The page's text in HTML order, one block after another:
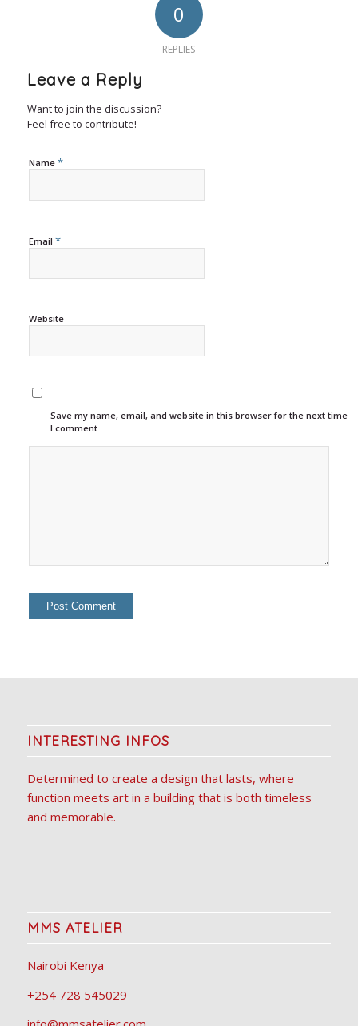
0
REPLIES
Leave a Reply
Want to join the discussion?
Feel free to contribute!
Name *
Email *
Website
Save my name, email, and website in this browser for the next time
I comment.
INTERESTING INFOS
Determined to create a design that lasts, where
function meets art in a building that is both timeless
and memorable.
MMS ATELIER
Nairobi Kenya
+254 728 545029